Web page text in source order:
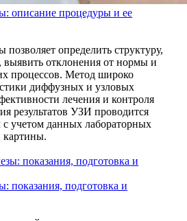
описание процедуры и ее
определить структуру,
выявить отклонения от нормы и
процессов. Метод широко
диффузных и узловых
лечения и контроля
результатов УЗИ проводится
учетом данных лабораторных
картины.
показания, подготовка и